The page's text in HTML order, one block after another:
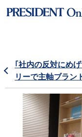
｢社内の反対にめ
リーで主軸ブラン